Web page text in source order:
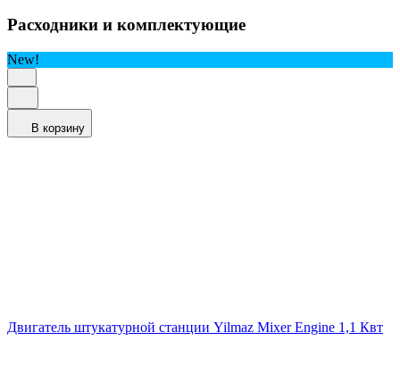
Расходники и комплектующие
New!
В корзину
Двигатель штукатурной станции Yilmaz Mixer Engine 1,1 Квт